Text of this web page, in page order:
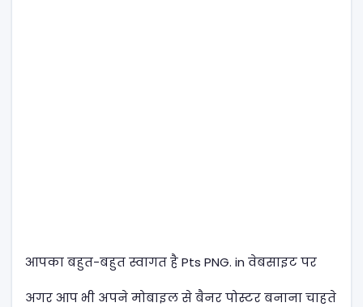
आपका बहुत-बहुत स्वागत है Pts PNG. in वेबसाइट पर
अगर आप भी अपने मोबाइल से बैनर पोस्टर बनाना चाहते